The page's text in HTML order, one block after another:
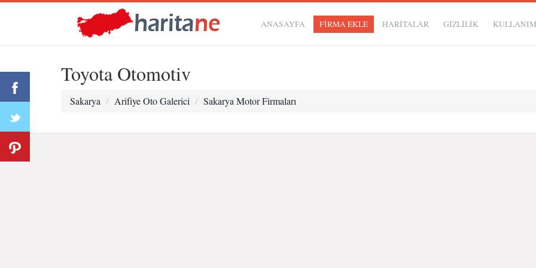
ANASAYFA FİRMA EKLE HARİTALAR GIZLILIK
Toyota Otomotiv
Sakarya Arifiye Oto Galerici Sakarya Motor Firmaları